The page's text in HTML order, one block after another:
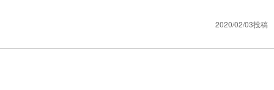
2020/02/03投稿